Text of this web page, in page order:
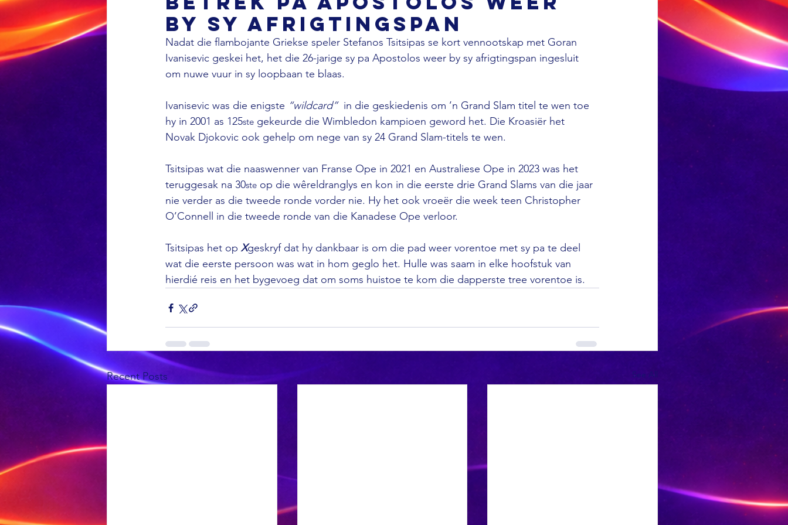
by sy afrigtingspan
Nadat die flambojante Griekse speler Stefanos Tsitsipas se kort vennootskap met Goran
Ivanisevic geskei het, het die 26-jarige sy pa Apostolos weer by sy afrigtingspan ingesluit
om nuwe vuur in sy loopbaan te blaas.
Ivanisevic was die enigste “wildcard” in die geskiedenis om ’n Grand Slam titel te wen toe
hy in 2001 as 125ste gekeurde die Wimbledon kampioen geword het. Die Kroasiër het
Novak Djokovic ook gehelp om nege van sy 24 Grand Slam-titels te wen.
Tsitsipas wat die naaswenner van Franse Ope in 2021 en Australiese Ope in 2023 was het
teruggesak na 30ste op die wêreldranglys en kon in die eerste drie Grand Slams van die jaar
nie verder as die tweede ronde vorder nie. Hy het ook vroeër die week teen Christopher
O’Connell in die tweede ronde van die Kanadese Ope verloor.
Tsitsipas het op Xgeskryf dat hy dankbaar is om die pad weer vorentoe met sy pa te deel
wat die eerste persoon was wat in hom geglo het. Hulle was saam in elke hoofstuk van
hierdié reis en het bygevoeg dat om soms huistoe te kom die dapperste tree vorentoe is.
Recent Posts See All